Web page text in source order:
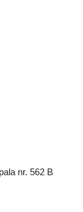
nr. 562 B